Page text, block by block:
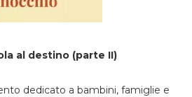
al destino (parte II)
dedicato a bambini, famiglie e